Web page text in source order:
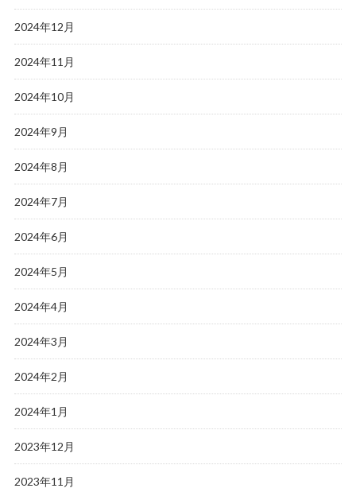
2024年12月
2024年11月
2024年10月
2024年9月
2024年8月
2024年7月
2024年6月
2024年5月
2024年4月
2024年3月
2024年2月
2024年1月
2023年12月
2023年11月